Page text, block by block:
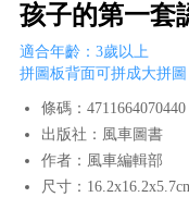
孩子的第一套
適合年齡：3歲以上
拼圖板背面可拼成大拼
條碼：4711664070440
出版社：風車圖書
作者：風車編輯部
尺寸：